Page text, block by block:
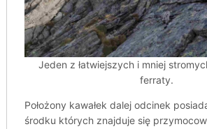
Jeden z łatwiejszych i mniej
ferraty.
Położony kawałek dalej odcinek
środku których znajduje się